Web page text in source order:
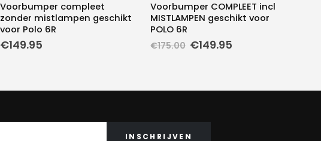
Voorbumper compleet
zonder mistlampen geschikt
voor Polo 6R
€149.95
Voorbumper COMPLEET incl
MISTLAMPEN geschikt voor
POLO 6R
€175.00 Oorspronkelijke
€149.95